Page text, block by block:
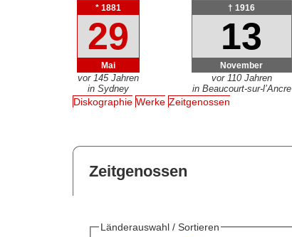
* 1881
29
Mai
vor 145 Jahren
in Sydney
† 1916
13
November
vor 110 Jahren
in Beaucourt-sur-l’Ancre
Diskographie Werke Zeitgenossen
Zeitgenossen
Länderauswahl / Sortieren